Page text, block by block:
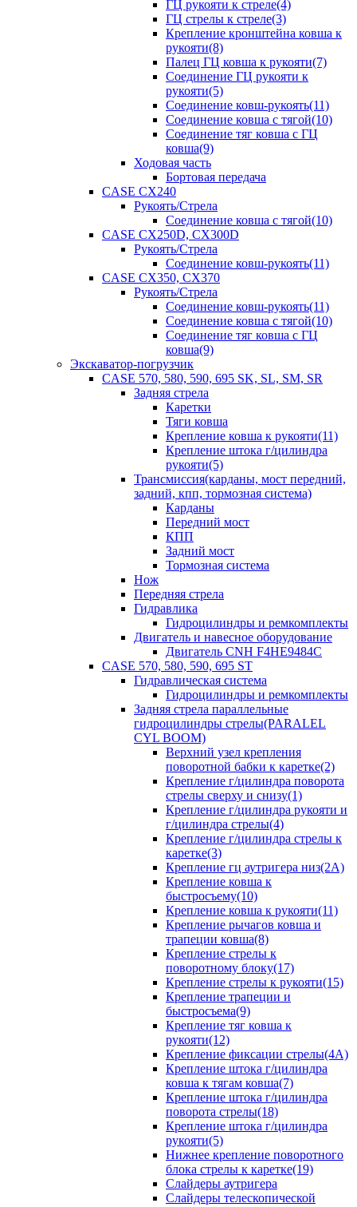
ГЦ рукояти к стреле(4)
ГЦ стрелы к стреле(3)
Крепление кронштейна ковша к
рукояти(8)
Палец ГЦ ковша к рукояти(7)
Соединение ГЦ рукояти к
рукояти(5)
Соединение ковш-рукоять(11)
Соединение ковша с тягой(10)
Соединение тяг ковша с ГЦ
ковша(9)
Ходовая часть
Бортовая передача
CASE CX240
Рукоять/Стрела
Соединение ковша с тягой(10)
CASE CX250D, CX300D
Рукоять/Стрела
Соединение ковш-рукоять(11)
CASE CX350, CX370
Рукоять/Стрела
Соединение ковш-рукоять(11)
Соединение ковша с тягой(10)
Соединение тяг ковша с ГЦ
ковша(9)
Экскаватор-погрузчик
CASE 570, 580, 590, 695 SK, SL, SM, SR
Задняя стрела
Каретки
Тяги ковша
Крепление ковша к рукояти(11)
Крепление штока г/цилиндра
рукояти(5)
Трансмиссия(карданы, мост передний,
задний, кпп, тормозная система)
Карданы
Передний мост
КПП
Задний мост
Тормозная система
Нож
Передняя стрела
Гидравлика
Гидроцилиндры и ремкомплекты
Двигатель и навесное оборудование
Двигатель CNH F4HE9484C
CASE 570, 580, 590, 695 ST
Гидравлическая система
Гидроцилиндры и ремкомплекты
Задняя стрела параллельные
гидроцилиндры стрелы(PARALEL
CYL BOOM)
Верхний узел крепления
поворотной бабки к каретке(2)
Крепление г/цилиндра поворота
стрелы сверху и снизу(1)
Крепление г/цилиндра рукояти и
г/цилиндра стрелы(4)
Крепление г/цилиндра стрелы к
каретке(3)
Крепление гц аутригера низ(2А)
Крепление ковша к
быстросъему(10)
Крепление ковша к рукояти(11)
Крепление рычагов ковша и
трапеции ковша(8)
Крепление стрелы к
поворотному блоку(17)
Крепление стрелы к рукояти(15)
Крепление трапеции и
быстросъема(9)
Крепление тяг ковша к
рукояти(12)
Крепление фиксации стрелы(4A)
Крепление штока г/цилиндра
ковша к тягам ковша(7)
Крепление штока г/цилиндра
поворота стрелы(18)
Крепление штока г/цилиндра
рукояти(5)
Нижнее крепление поворотного
блока стрелы к каретке(19)
Слайдеры аутригера
Слайдеры телескопической